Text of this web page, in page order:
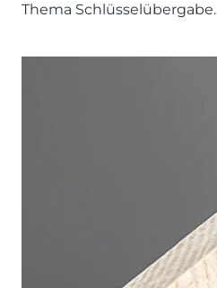
Thema Schlüsselübergabe.